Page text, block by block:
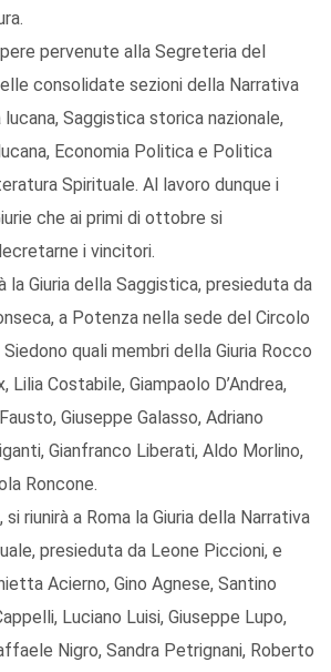
pervenute alla Segreteria del
consolidate sezioni della Narrativa
lucana, Saggistica storica nazionale,
Economia Politica e Politica
Spirituale. Al lavoro dunque i
che ai primi di ottobre si
i vincitori.
la Giuria della Saggistica, presieduta da
a Potenza nella sede del Circolo
Siedono quali membri della Giuria Rocco
Lilia Costabile, Giampaolo D’Andrea,
Giuseppe Galasso, Adriano
Gianfranco Liberati, Aldo Morlino,
Roncone.
si riunirà a Roma la Giuria della Narrativa
presieduta da Leone Piccioni, e
Acierno, Gino Agnese, Santino
Luciano Luisi, Giuseppe Lupo,
Nigro, Sandra Petrignani, Roberto